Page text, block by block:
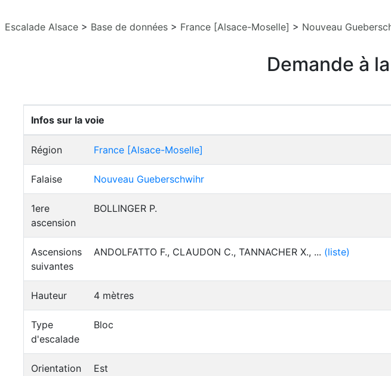
Escalade Alsace > Base de données > France [Alsace-Moselle] > Nouveau
Demande à
Infos sur la voie
Région France [Alsace-Moselle]
Falaise Nouveau Gueberschwihr
1ere
ascension
BOLLINGER P.
Ascensions
suivantes
ANDOLFATTO F., CLAUDON C., TANNACHER X., ... (liste)
Hauteur 4 mètres
Type
d'escalade
Bloc
Orientation Est